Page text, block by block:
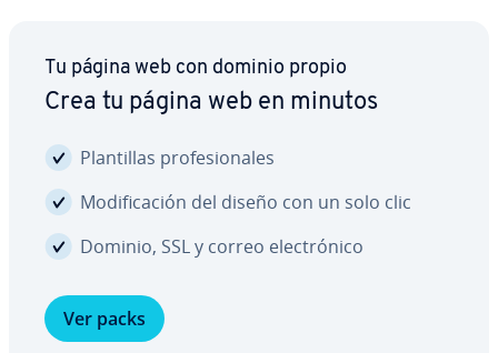
Tu página web con dominio propio
Crea tu página web en minutos
Pla­n­ti­llas pro­fe­sio­na­les
Mo­di­fi­ca­ción del diseño con un solo clic
Dominio, SSL y correo ele­c­tró­ni­co
Ver packs